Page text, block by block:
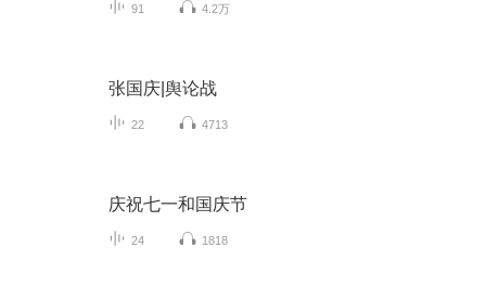
91 4.2万
张国庆|舆论战
22 4713
庆祝七一和国庆节
24 1818